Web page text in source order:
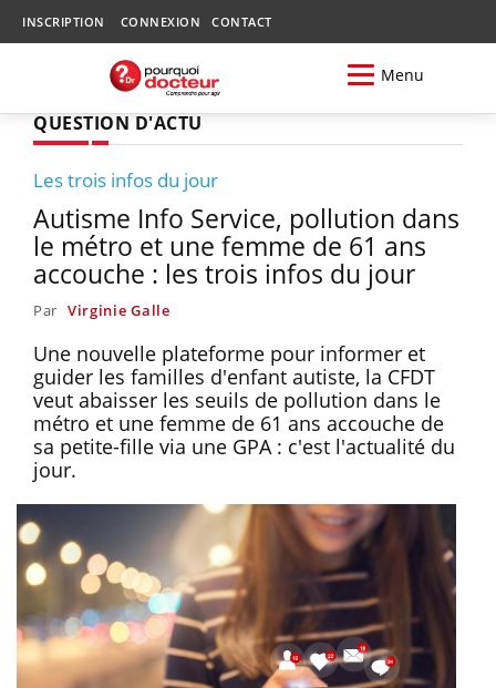
INSCRIPTION CONNEXION CONTACT
Menu
QUESTION D'ACTU
Les trois infos du jour
Autisme Info Service, pollution dans
le métro et une femme de 61 ans
accouche : les trois infos du jour
Par Virginie Galle
Une nouvelle plateforme pour informer et
guider les familles d'enfant autiste, la CFDT
veut abaisser les seuils de pollution dans le
métro et une femme de 61 ans accouche de
sa petite-fille via une GPA : c'est l'actualité du
jour.